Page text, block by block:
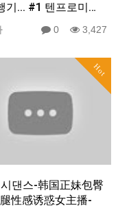
기... #1 텐프로미…
0 3,427
Hot
댄스-韩国正妹包臀
性感诱惑女主播-